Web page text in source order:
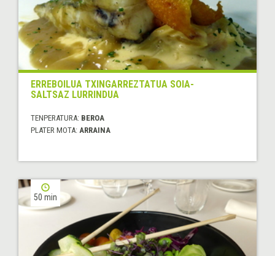
ERREBOILUA TXINGARREZTATUA SOIA-
SALTSAZ LURRINDUA
TENPERATURA: BEROA
PLATER MOTA: ARRAINA
50 min